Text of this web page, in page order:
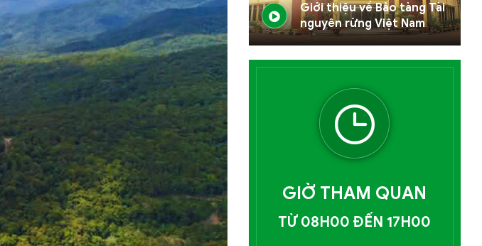
Giới thiệu về Bảo tàng Tài
nguyên rừng Việt Nam
GIỜ THAM QUAN
TỪ 08H00 ĐẾN 17H00